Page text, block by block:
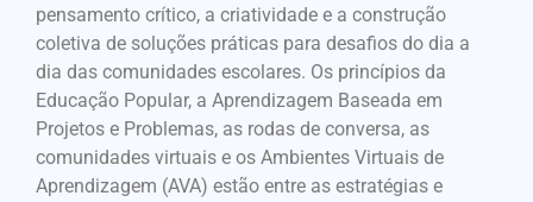
pensamento crítico, a criatividade e a construção
coletiva de soluções práticas para desafios do dia a
dia das comunidades escolares. Os princípios da
Educação Popular, a Aprendizagem Baseada em
Projetos e Problemas, as rodas de conversa, as
comunidades virtuais e os Ambientes Virtuais de
Aprendizagem (AVA) estão entre as estratégias e